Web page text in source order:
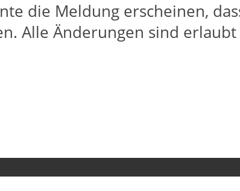
die Meldung erscheinen,
Alle Änderungen sind